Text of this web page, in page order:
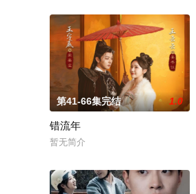
第41-66集完结 1.0
错流年
暂无简介